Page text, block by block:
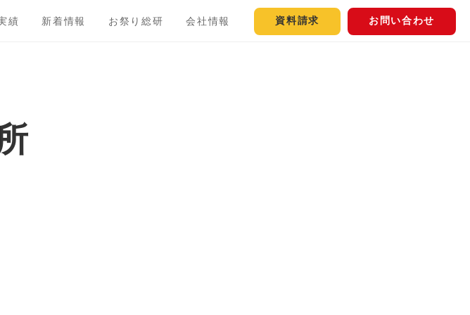
績 新着情報 お祭り総研 会社情報 資料請求 お問い合わせ